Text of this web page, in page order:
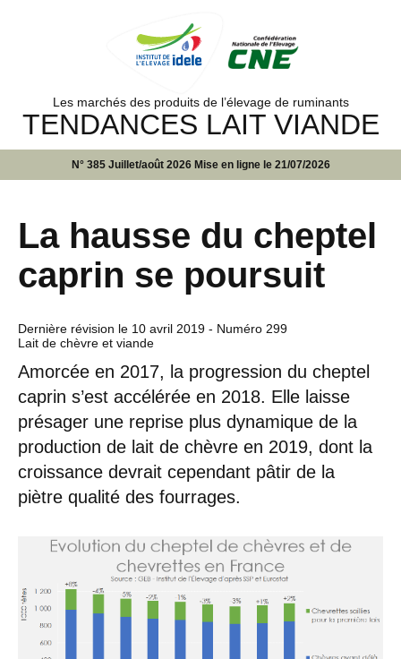
Les marchés des produits de l’élevage de ruminants
TENDANCES LAIT VIANDE
N° 385 Juillet/août 2026 Mise en ligne le 21/07/2026
La hausse du cheptel
caprin se poursuit
Dernière révision le 10 avril 2019 - Numéro 299
Lait de chèvre et viande
Amorcée en 2017, la progression du cheptel
caprin s’est accélérée en 2018. Elle laisse
présager une reprise plus dynamique de la
production de lait de chèvre en 2019, dont la
croissance devrait cependant pâtir de la
piètre qualité des fourrages.